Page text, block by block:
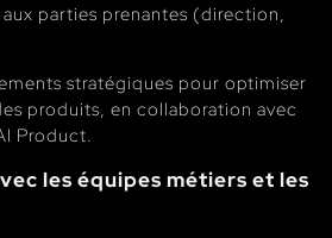
parties prenantes (direction,
stratégiques pour optimiser
produits, en collaboration avec
Product.
les équipes métiers et les